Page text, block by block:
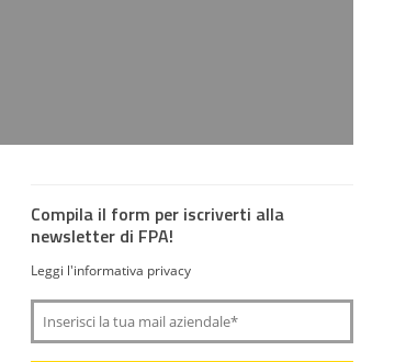
Compila il form per iscriverti alla
newsletter di FPA!
Leggi l'informativa privacy